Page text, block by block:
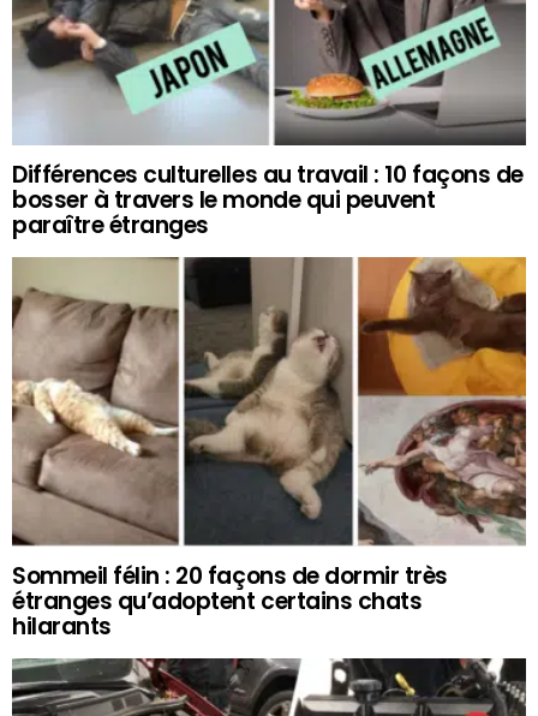
Différences culturelles au travail : 10 façons de
bosser à travers le monde qui peuvent
paraître étranges
Sommeil félin : 20 façons de dormir très
étranges qu’adoptent certains chats
hilarants